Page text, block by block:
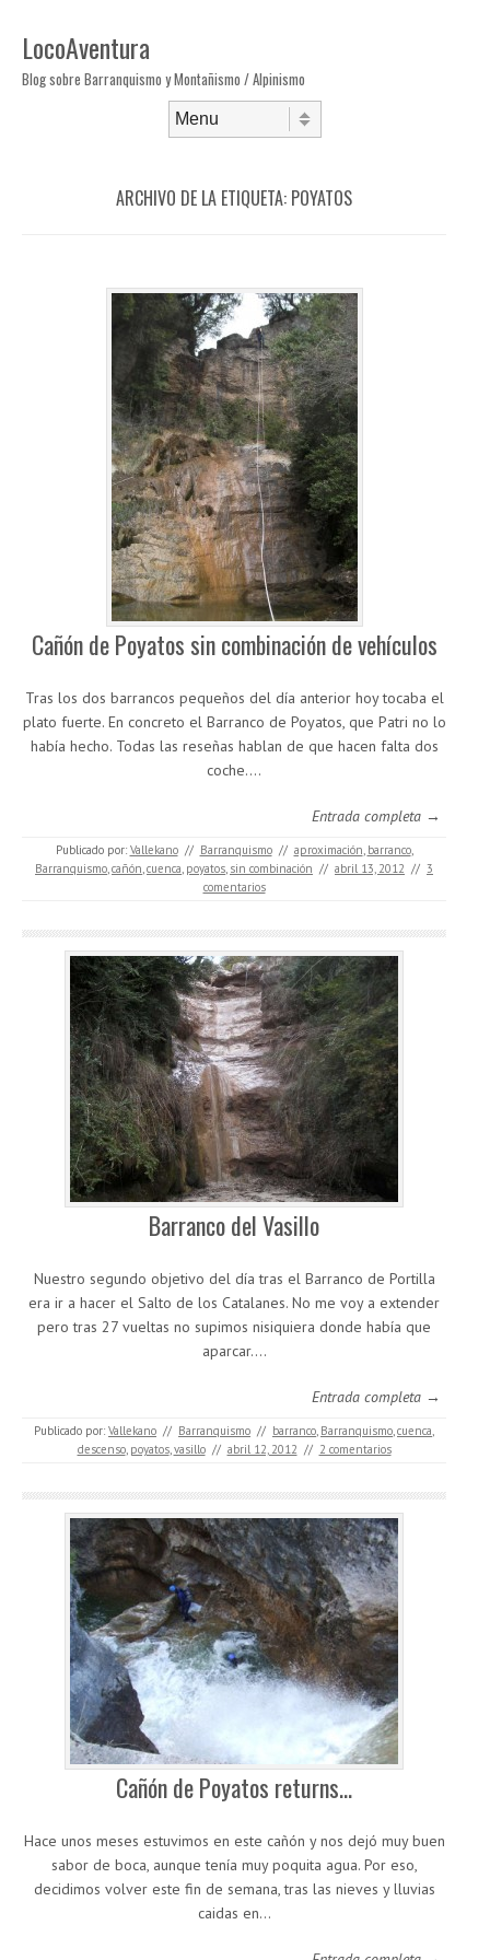
LocoAventura
Blog sobre Barranquismo y Montañismo / Alpinismo
ARCHIVO DE LA ETIQUETA: POYATOS
Cañón de Poyatos sin combinación de vehículos
Tras los dos barrancos pequeños del día anterior hoy tocaba el
plato fuerte. En concreto el Barranco de Poyatos, que Patri no lo
había hecho. Todas las reseñas hablan de que hacen falta dos
coche.…
Entrada completa →
Publicado por: Vallekano // Barranquismo // aproximación, barranco,
Barranquismo,cañón,cuenca, poyatos, sin combinación // abril 13, 2012 // 3
comentarios
Barranco del Vasillo
Nuestro segundo objetivo del día tras el Barranco de Portilla
era ir a hacer el Salto de los Catalanes. No me voy a extender
pero tras 27 vueltas no supimos nisiquiera donde había que
aparcar.…
Entrada completa →
Publicado por: Vallekano // Barranquismo // barranco, Barranquismo,cuenca,
descenso, poyatos,vasillo // abril 12, 2012 // 2 comentarios
Cañón de Poyatos returns…
Hace unos meses estuvimos en este cañón y nos dejó muy buen
sabor de boca, aunque tenía muy poquita agua. Por eso,
decidimos volver este fin de semana, tras las nieves y lluvias
caidas en…